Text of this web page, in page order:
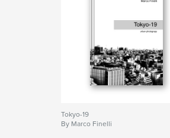
Tokyo-19
By Marco Finelli